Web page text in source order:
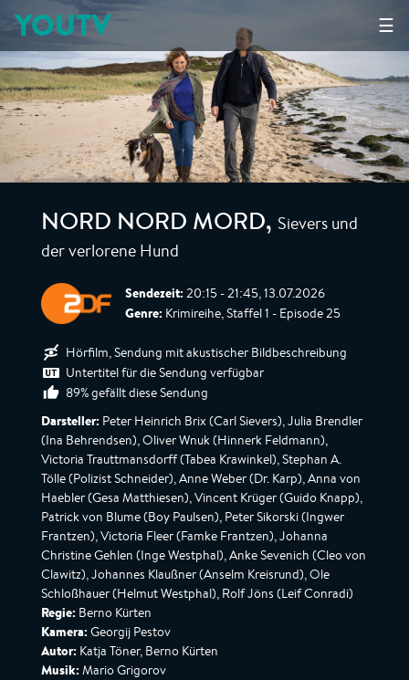
☰
YOUTV
NORD NORD MORD, Sievers und
der verlorene Hund
Sendezeit: 20:15 - 21:45, 13.07.2026
Genre: Krimireihe, Staffel 1 - Episode 25
Hörfilm, Sendung mit akustischer Bildbeschreibung
Untertitel für die Sendung verfügbar
89% gefällt diese Sendung
Darsteller: Peter Heinrich Brix (Carl Sievers), Julia Brendler
(Ina Behrendsen), Oliver Wnuk (Hinnerk Feldmann),
Victoria Trauttmansdorff (Tabea Krawinkel), Stephan A.
Tölle (Polizist Schneider), Anne Weber (Dr. Karp), Anna von
Haebler (Gesa Matthiesen), Vincent Krüger (Guido Knapp),
Patrick von Blume (Boy Paulsen), Peter Sikorski (Ingwer
Frantzen), Victoria Fleer (Famke Frantzen), Johanna
Christine Gehlen (Inge Westphal), Anke Sevenich (Cleo von
Clawitz), Johannes Klaußner (Anselm Kreisrund), Ole
Schloßhauer (Helmut Westphal), Rolf Jöns (Leif Conradi)
Regie: Berno Kürten
Kamera: Georgij Pestov
Autor: Katja Töner, Berno Kürten
Musik: Mario Grigorov